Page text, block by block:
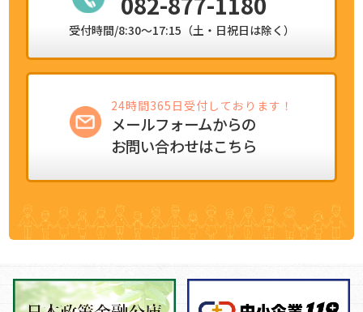
受付時間/8:30～17:15（土・日祝日は除く）
24時間365日受付しております！
メールフォームからの
お問い合わせはこちら